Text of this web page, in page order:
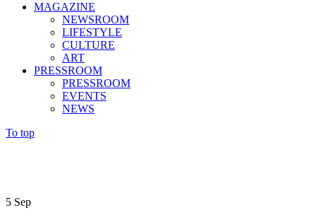
MAGAZINE
NEWSROOM
LIFESTYLE
CULTURE
ART
PRESSROOM
PRESSROOM
EVENTS
NEWS
To top
5 Sep